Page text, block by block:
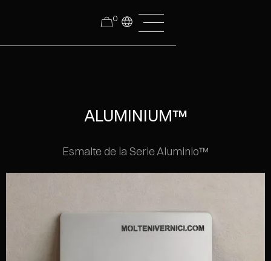
0
ALUMINIUM™
Esmalte de la Serie Aluminio™